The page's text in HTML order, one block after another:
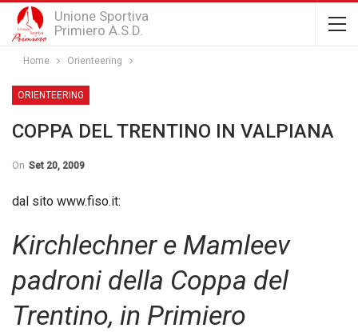
Unione Sportiva
Primiero A.S.D.
Home Orienteering
ORIENTEERING
COPPA DEL TRENTINO IN VALPIANA
On Set 20, 2009
dal sito www.fiso.it:
Kirchlechner e Mamleev
padroni della Coppa del
Trentino, in Primiero